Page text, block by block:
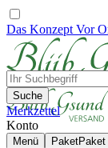
Das Konzept Vor
Suche
Merkzettel
Konto
Menü PaketPaket